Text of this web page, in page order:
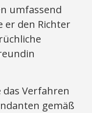
umfassend
er den Richter
Verfahren
gemäß